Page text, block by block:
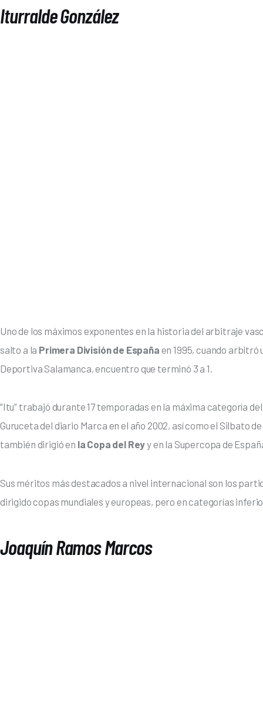
Iturralde González
Uno de los máximos exponentes en la historia del arbitraje
salto a la Primera División de España en 1995, cuando
Deportiva Salamanca, encuentro que terminó 3 a 1.
“Itu” trabajó durante 17 temporadas en la máxima categoría
Guruceta del diario Marca en el año 2002, así como el Silbato
también dirigió en la Copa del Rey y en la Supercopa de
Sus méritos más destacados a nivel internacional son los
dirigido copas mundiales y europeas, pero en categorías
Joaquín Ramos Marcos